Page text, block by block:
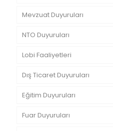
Mevzuat Duyuruları
NTO Duyuruları
Lobi Faaliyetleri
Dış Ticaret Duyuruları
Eğitim Duyuruları
Fuar Duyuruları